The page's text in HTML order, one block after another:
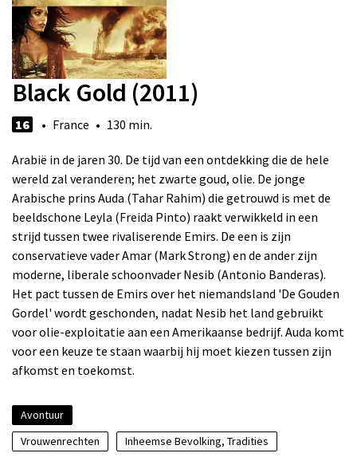
Black Gold (2011)
16 • France • 130 min.
Arabië in de jaren 30. De tijd van een ontdekking die de hele
wereld zal veranderen; het zwarte goud, olie. De jonge
Arabische prins Auda (Tahar Rahim) die getrouwd is met de
beeldschone Leyla (Freida Pinto) raakt verwikkeld in een
strijd tussen twee rivaliserende Emirs. De een is zijn
conservatieve vader Amar (Mark Strong) en de ander zijn
moderne, liberale schoonvader Nesib (Antonio Banderas).
Het pact tussen de Emirs over het niemandsland 'De Gouden
Gordel' wordt geschonden, nadat Nesib het land gebruikt
voor olie-exploitatie aan een Amerikaanse bedrijf. Auda komt
voor een keuze te staan waarbij hij moet kiezen tussen zijn
afkomst en toekomst.
Avontuur
Vrouwenrechten
Inheemse Bevolking, Tradities